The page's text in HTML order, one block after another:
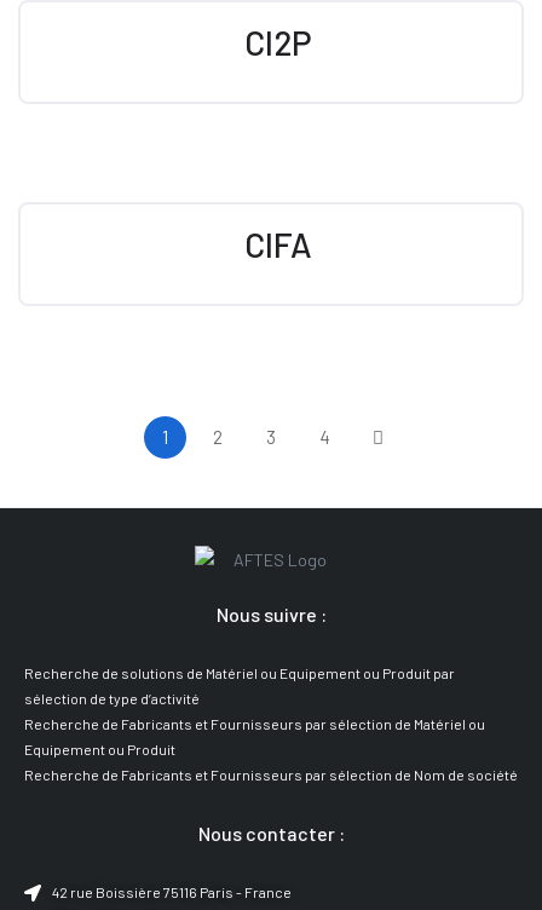
CI2P
CIFA
1 2 3 4
Nous suivre :
Recherche de solutions de Matériel ou Equipement ou Produit par
sélection de type d’activité
Recherche de Fabricants et Fournisseurs par sélection de Matériel ou
Equipement ou Produit
Recherche de Fabricants et Fournisseurs par sélection de Nom de société
Nous contacter :
42 rue Boissière 75116 Paris - France